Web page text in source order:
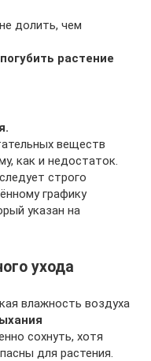
долить, чем
растение
веществ
как и недостаток.
строго
графику
указан на
ухода
влажность воздуха
сохнуть, хотя
для растения.